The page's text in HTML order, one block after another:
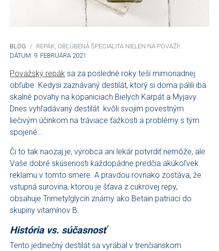
BLOG
REPÁK, OBĽÚBENÁ ŠPECIALITA NIELEN NA POVAŽÍ!
DÁTUM: 9. FEBRUÁRA 2021
Považský repák sa za posledné roky teší mimoriadnej
obľube. Kedysi zaznávaný destilát, ktorý si doma pálili iba
skalné povahy na kopaniciach Bielych Karpát a Myjavy.
Dnes vyhľadávaný destilát kvôli svojim povestným
liečivým účinkom na tráviace ťažkosti a problémy s tým
spojené…
Či to tak naozaj je, výrobca ani lekár potvrdiť nemôže, ale
Vaše dobré skúsenosti každopádne predčia akúkoľvek
reklamu v tomto smere. A pravdou rovnako zostáva, že
vstupná surovina, ktorou je šťava z cukrovej repy,
obsahuje Trimetylglycín známy ako Betain patriaci do
skupiny vitamínov B.
História vs. súčasnosť
Tento jedinečný destilát sa vyrábal v trenčianskom